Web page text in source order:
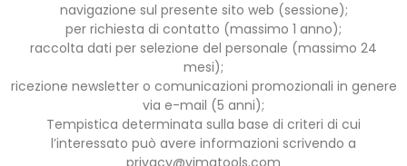
navigazione sul presente sito web (sessione);
per richiesta di contatto (massimo 1 anno);
raccolta dati per selezione del personale (massimo 24
mesi);
ricezione newsletter o comunicazioni promozionali in genere
via e-mail (5 anni);
Tempistica determinata sulla base di criteri di cui
l’interessato può avere informazioni scrivendo a
privacy@vimatools.com